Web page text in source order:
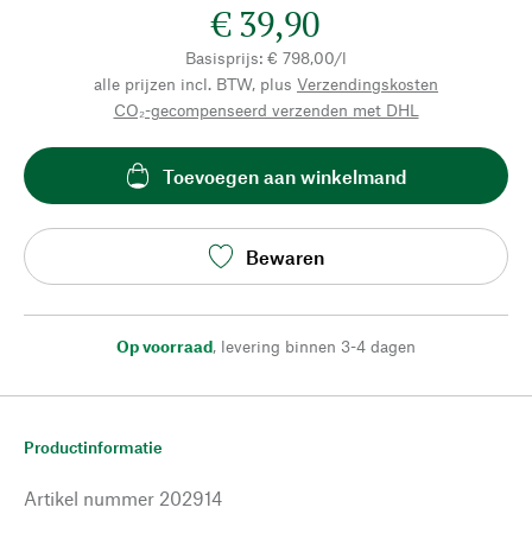
€ 39,90
Basisprijs: € 798,00/l
alle prijzen incl. BTW, plus Verzendingskosten
CO₂-gecompenseerd verzenden met DHL
Toevoegen aan winkelmand
Bewaren
Op voorraad, levering binnen 3-4 dagen
Productinformatie
Artikel nummer 202914